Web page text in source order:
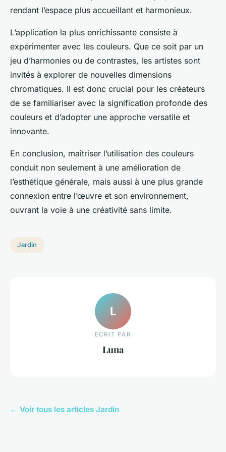
rendant l’espace plus accueillant et harmonieux.
L’application la plus enrichissante consiste à
expérimenter avec les couleurs. Que ce soit par un
jeu d’harmonies ou de contrastes, les artistes sont
invités à explorer de nouvelles dimensions
chromatiques. Il est donc crucial pour les créateurs
de se familiariser avec la signification profonde des
couleurs et d’adopter une approche versatile et
innovante.
En conclusion, maîtriser l’utilisation des couleurs
conduit non seulement à une amélioration de
l’esthétique générale, mais aussi à une plus grande
connexion entre l’œuvre et son environnement,
ouvrant la voie à une créativité sans limite.
Jardin
L
ECRIT PAR
Luna
← Voir tous les articles Jardin